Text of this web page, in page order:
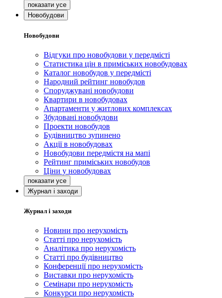
Новобудови
Новобудови
Відгуки про новобудови у передмісті
Статистика цін в приміських новобудовах
Каталог новобудов у передмісті
Народний рейтинг новобудов
Споруджувані новобудови
Квартири в новобудовах
Апартаменти у житлових комплексах
Збудовані новобудови
Проекти новобудов
Будівництво зупинено
Акції в новобудовах
Новобудови передмістя на мапі
Рейтинг приміських новобудов
Ціни у новобудовах
Журнал і заходи
Журнал і заходи
Новини про нерухомість
Статті про нерухомість
Аналітика про нерухомість
Статті про будівництво
Конференції про нерухомість
Виставки про нерухомість
Семінари про нерухомість
Конкурси про нерухомість